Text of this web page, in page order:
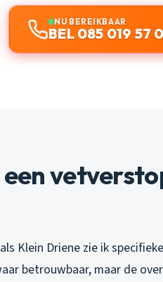
NU BEREIKBAAR
BEL 085 019 57
een
Klein Driene zie ik
betrouwbaar, maar de